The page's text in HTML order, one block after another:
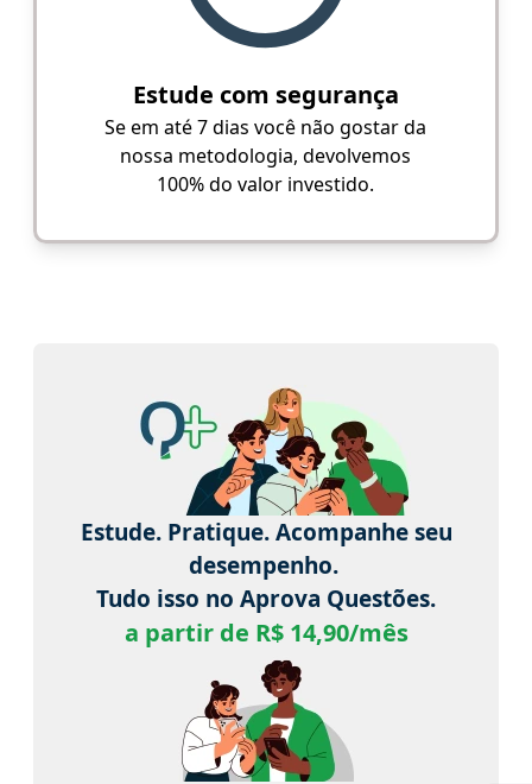
Estude com segurança
Se em até 7 dias você não gostar da
nossa metodologia, devolvemos
100% do valor investido.
Estude. Pratique. Acompanhe seu
desempenho.
Tudo isso no Aprova Questões.
a partir de R$ 14,90/mês